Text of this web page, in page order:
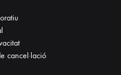
cancel·lació